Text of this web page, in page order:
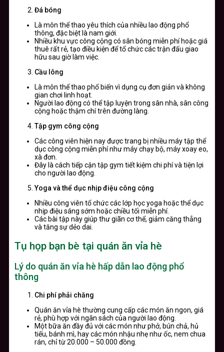
Đá bóng
Là môn thể thao yêu thích của nhiều lao động phổ
thông, đặc biệt là nam giới.
Nhiều khu vực công cộng có sân bóng miễn phí hoặc giá
thuê rất rẻ, tạo điều kiện để tổ chức các trận đấu giao
hữu sau giờ làm việc.
Cầu lông
Là môn thể thao phổ biến vì dụng cụ đơn giản và không
gian chơi linh hoạt.
Người lao động có thể tập luyện trong sân nhà, sân công
cộng hoặc thậm chí trên đường làng.
Tập gym công cộng
Các công viên hiện nay được trang bị nhiều máy tập thể
dục công cộng miễn phí như máy chạy bộ, máy xoay eo,
xà đơn.
Đây là cách tiếp cận tập gym tiết kiệm chi phí và tiện lợi
cho người lao động.
Yoga và thể dục nhịp điệu công cộng
Nhiều công viên tổ chức các lớp học yoga hoặc thể dục
nhịp điệu sáng sớm hoặc chiều tối miễn phí.
Các bài tập này giúp thư giãn cơ thể, giảm căng thẳng
và tăng sự dẻo dai.
Tụ họp bạn bè tại quán ăn vỉa hè
Lý do quán ăn vỉa hè hấp dẫn lao động phổ
thông
Chi phí phải chăng
Quán ăn vỉa hè thường cung cấp các món ăn ngon, giá
rẻ, phù hợp với ngân sách của người lao động.
Một bữa ăn đầy đủ với các món như phở, bún chả, hủ
tiếu, bánh mì, hay các món nhậu nhẹ như ốc, nem chua
rán, chỉ từ 20.000 – 50.000 đồng.